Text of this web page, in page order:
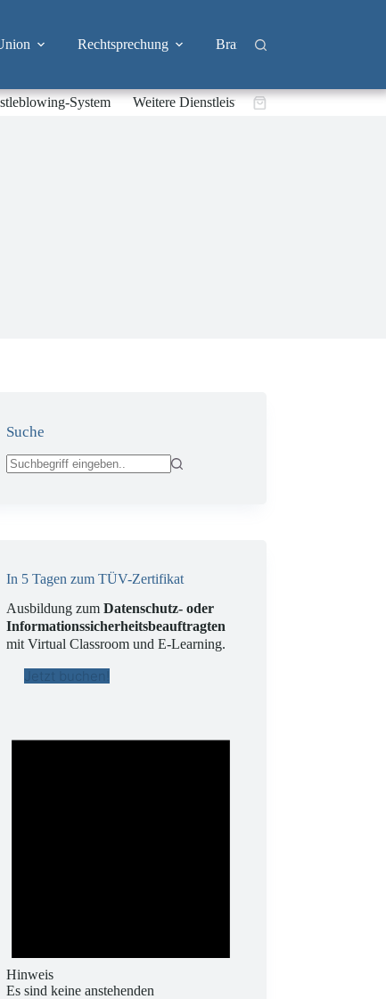
Rechtsprechung Branchen
System Weitere DienstleistungenWarenkorb
Suche
In 5 Tagen zum TÜV-Zertifikat
Ausbildung zumDatenschutz- oder
Informationssicherheitsbeauftragten
mit Virtual Classroom und E-Learning.
Jetzt buchen!
Hinweis
Es sind keine anstehenden